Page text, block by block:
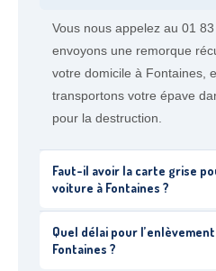
Vous nous appelez au 01
envoyons une remorque
votre domicile à Fontaines,
transportons votre épave
pour la destruction.
Faut-il avoir la carte grise
voiture à Fontaines ?
Quel délai pour
Fontaines ?